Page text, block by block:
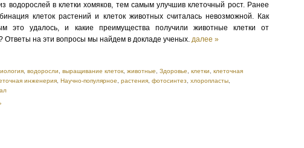
водорослей в клетки хомяков, тем самым улучшив клеточный рост. Ранее
клеток растений и клеток животных считалась невозможной. Как
это удалось, и какие преимущества получили животные клетки от
Ответы на эти вопросы мы найдем в докладе ученых. далее »
водоросли выращивание клеток животные Здоровье клетки
клеточная
инженерия Научно-популярное растения фотосинтез хлоропласты